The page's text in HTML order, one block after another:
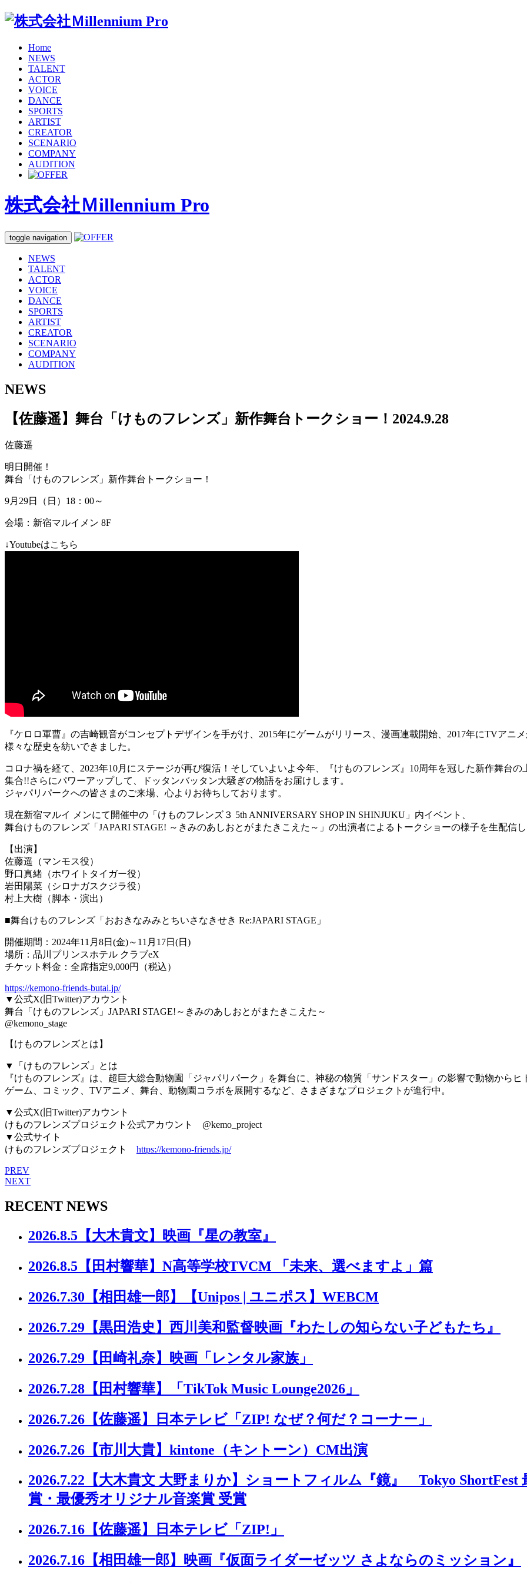
Home
NEWS
TALENT
ACTOR
VOICE
DANCE
SPORTS
ARTIST
CREATOR
SCENARIO
COMPANY
AUDITION
株式会社Ｍillennium Pro
toggle navigation
NEWS
TALENT
ACTOR
VOICE
DANCE
SPORTS
ARTIST
CREATOR
SCENARIO
COMPANY
AUDITION
NEWS
【佐藤遥】舞台「けものフレンズ」新作舞台トークショー！ 2024.9.28
佐藤遥
明日開催！
舞台「けものフレンズ」新作舞台トークショー！
9月29日（日）18：00～
会場：新宿マルイメン 8F
↓Youtubeはこちら
『ケロロ軍曹』の吉崎観音がコンセプトデザインを手がけ、2015年にゲームがリリース、漫画連載開始、2017年にTVアニ
様々な歴史を紡いできました。
コロナ禍を経て、2023年10月にステージが再び復活！そしていよいよ今年、『けものフレンズ』10周年を冠した新作舞台
集合!!さらにパワーアップして、ドッタンバッタン大騒ぎの物語をお届けします。
ジャパリパークへの皆さまのご来場、心よりお待ちしております。
現在新宿マルイ メンにて開催中の「けものフレンズ３ 5th ANNIVERSARY SHOP IN SHINJUKU」内イベント、
舞台けものフレンズ「JAPARI STAGE! ～きみのあしおとがまたきこえた～」の出演者によるトークショーの様子を生配信し
【出演】
佐藤遥（マンモス役）
野口真緒（ホワイトタイガー役）
岩田陽菜（シロナガスクジラ役）
村上大樹（脚本・演出）
■舞台けものフレンズ「おおきなみみとちいさなきせき Re:JAPARI STAGE」
開催期間：2024年11月8日(金)～11月17日(日)
場所：品川プリンスホテル クラブeX
チケット料金：全席指定9,000円（税込）
https://kemono-friends-butai.jp/
▼公式X(旧Twitter)アカウント
舞台「けものフレンズ」JAPARI STAGE!～きみのあしおとがまたきこえた～
@kemono_stage
【けものフレンズとは】
▼「けものフレンズ」とは
『けものフレンズ』は、超巨大総合動物園「ジャパリパーク」を舞台に、神秘の物質「サンドスター」の影響で動物から
ゲーム、コミック、TVアニメ、舞台、動物園コラボを展開するなど、さまざまなプロジェクトが進行中。
▼公式X(旧Twitter)アカウント
けものフレンズプロジェクト公式アカウント @kemo_project
▼公式サイト
けものフレンズプロジェクト https://kemono-friends.jp/
PREV
NEXT
RECENT NEWS
2026.8.5 【大木貴文】映画『星の教室』
2026.8.5 【田村響華】N高等学校TVCM 「未来、選べますよ」篇
2026.7.30 【相田雄一郎】【Unipos | ユニポス】WEBCM
2026.7.29 【黒田浩史】西川美和監督映画『わたしの知らない子どもたち』
2026.7.29 【田崎礼奈】映画「レンタル家族」
2026.7.28 【田村響華】「TikTok Music Lounge2026」
2026.7.26 【佐藤遥】日本テレビ「ZIP! なぜ？何だ？コーナー」
2026.7.26 【市川大貴】kintone（キントーン）CM出演
2026.7.22 【大木貴文 大野まりか】ショートフィルム『鏡』 Tokyo ShortFest
賞・最優秀オリジナル音楽賞 受賞
2026.7.16 【佐藤遥】日本テレビ「ZIP!」
2026.7.16 【相田雄一郎】映画『仮面ライダーゼッツ さよならのミッション』